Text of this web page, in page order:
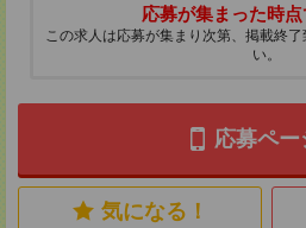
応募が集まった時
この求人は応募が集まり次第、掲載終
い。
応募ペー
気になる！